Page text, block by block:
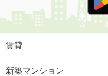
賃貸
新築マンション